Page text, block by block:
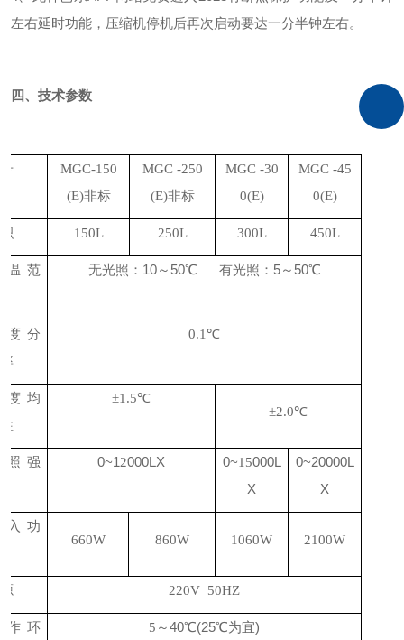
左右延时功能，压缩机停机后再次启动要达一分半钟左右。
四、技术参数
MGC-150
(E)非标
MGC -250
(E)非标
MGC -30
0(E)
MGC -45
0(E)
150L 250L 300L 450L
温范
无光照： 10～50℃ 有光照：5～50℃
度分
0.1 ℃
度均
±1.5℃
±2.0℃
照强
0~12000LX 0~15000L
X
0~20000L
X
入功
660W 860W 1060W 2100W
220V 50HZ
作环
5 ～40℃(25℃为宜)